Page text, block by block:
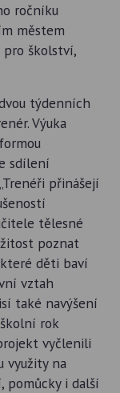
ročníku
městem
pro školství,
týdenních
Výuka
sdílení
přinášejí
tělesné
poznat
děti baví
vztah
také navýšení
rok
vyčlenili
využity na
pomůcky i další